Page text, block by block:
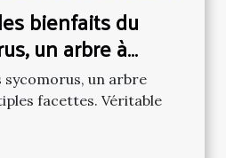
bienfaits du
un arbre à
sycomorus, un arbre
facettes. Véritable